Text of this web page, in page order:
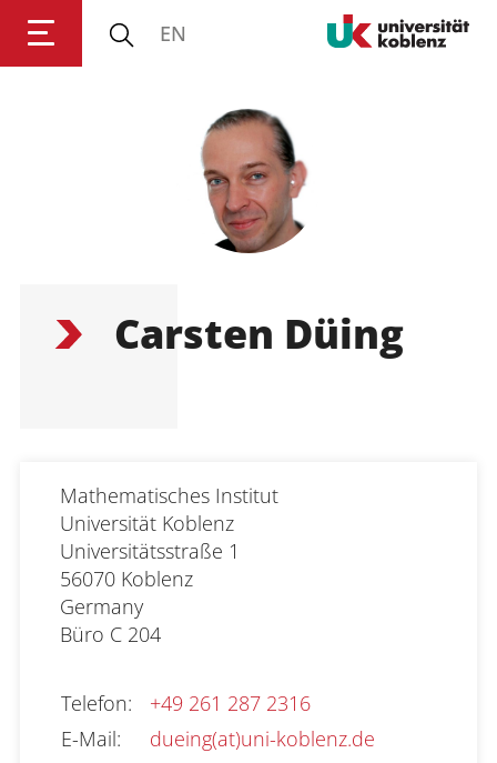
Impressum Datenschutz
EN
Carsten Düing
Mathematisches Institut
Universität Koblenz
Universitätsstraße 1
56070 Koblenz
Büro C 204
Telefon:
+49 261 287 2316
E-Mail: dueing(at)uni-koblenz.de